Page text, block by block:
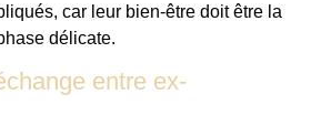
car leur bien-être doit être la
délicate.
entre ex-